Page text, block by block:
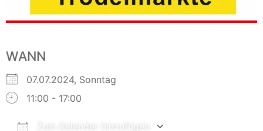
WANN
07.07.2024, Sonntag
11:00 - 17:00
Zum Kalender hinzufügen